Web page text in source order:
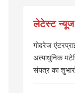
लेटेस्ट न्यूज
गोदरेज
अत्याधुनिक
संयंत्र का